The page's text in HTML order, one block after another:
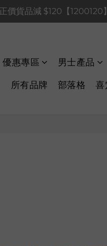
價貨品減 $120【
價貨品減 $120【
正價貨品減 $40【60040
Payments FPS將
價貨品減 $120【
優惠專區 男士產品
所有品牌 部落格 喜